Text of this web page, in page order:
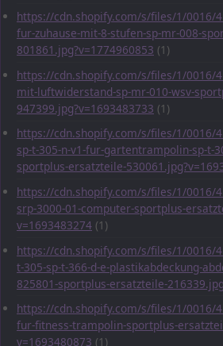
https://cdn.shopify.com/s/files/1/0016/
fur-zuhause-mit-8-stufen-sp-mr-008-
801861.jpg?v=1774960853 (1)
https://cdn.shopify.com/s/files/1/0016/
mit-luftwiderstand-sp-mr-010-wsv-
947399.jpg?v=1693483733 (1)
https://cdn.shopify.com/s/files/1/0016/
sp-t-305-n-v1-fur-gartentrampolin-sp-t-
sportplus-ersatzteile-
https://cdn.shopify.com/s/files/1/0016/
srp-3000-01-computer-sportplus-
v=1693483274 (1)
https://cdn.shopify.com/s/files/1/0016/
t-305-sp-t-366-d-e-plastikabdeckung-
825801-sportplus-ersatzteile-
https://cdn.shopify.com/s/files/1/0016/
fur-fitness-trampolin-sportplus-
v=1693480873 (1)